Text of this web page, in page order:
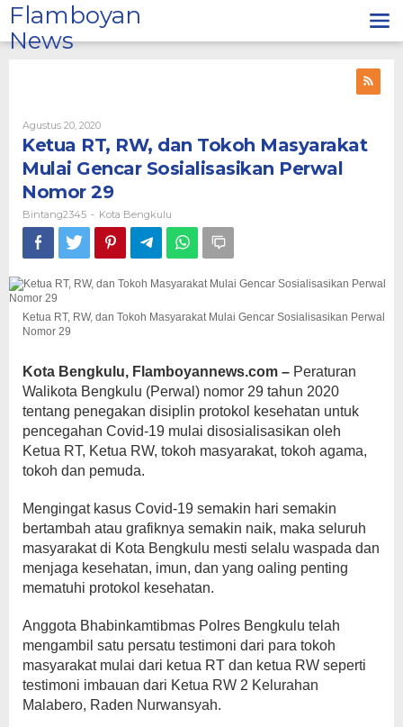
Lewati
ke
konten
Flamboyan
News
Agustus 20, 2020Oleh
Bintang2345
Ketua RT, RW, dan Tokoh Masyarakat
Mulai Gencar Sosialisasikan Perwal
Nomor 29
Bintang2345 - Kota Bengkulu
Ketua RT, RW, dan Tokoh Masyarakat Mulai Gencar Sosialisasikan Perwal
Nomor 29
Kota Bengkulu, Flamboyannews.com – Peraturan
Walikota Bengkulu (Perwal) nomor 29 tahun 2020
tentang penegakan disiplin protokol kesehatan untuk
pencegahan Covid-19 mulai disosialisasikan oleh
Ketua RT, Ketua RW, tokoh masyarakat, tokoh agama,
tokoh dan pemuda.
Mengingat kasus Covid-19 semakin hari semakin
bertambah atau grafiknya semakin naik, maka seluruh
masyarakat di Kota Bengkulu mesti selalu waspada dan
menjaga kesehatan, imun, dan yang oaling penting
mematuhi protokol kesehatan.
Anggota Bhabinkamtibmas Polres Bengkulu telah
mengambil satu persatu testimoni dari para tokoh
masyarakat mulai dari ketua RT dan ketua RW seperti
testimoni imbauan dari Ketua RW 2 Kelurahan
Malabero, Raden Nurwansyah.